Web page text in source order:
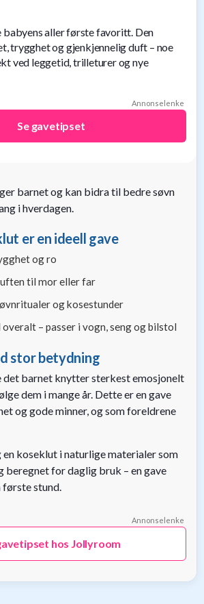
babyens aller første favoritt. Den
trygghet og gjenkjennelig duft – noe
ved leggetid, trilleturer og nye
Annonselenke
Se gavetipset
barnet og kan bidra til bedre søvn
i hverdagen.
er en ideell gave
og ro
til mor eller far
og kosestunder
overalt – passer i vogn, seng og bilstol
stor betydning
det barnet knytter sterkest emosjonelt
dem i mange år. Dette er en gave
og gode minner, og som foreldrene
en koseklut i naturlige materialer som
beregnet for daglig bruk – en gave
stund.
Annonselenke
hos Jollyroom